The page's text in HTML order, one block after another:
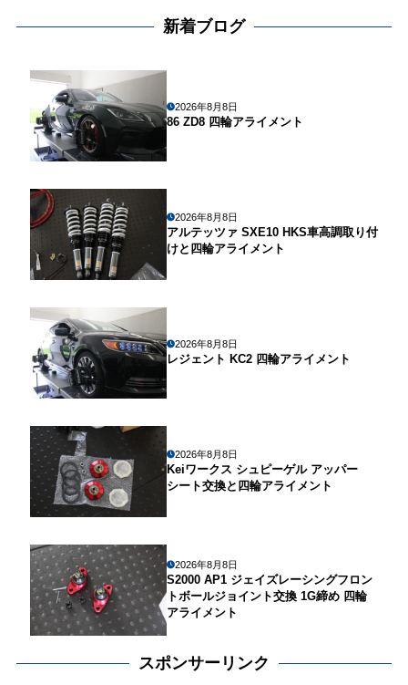
新着ブログ
2026年8月8日
86 ZD8 四輪アライメント
2026年8月8日
アルテッツァ SXE10 HKS車高調取り付
けと四輪アライメント
2026年8月8日
レジェント KC2 四輪アライメント
2026年8月8日
Keiワークス シュピーゲル アッパー
シート交換と四輪アライメント
2026年8月8日
S2000 AP1 ジェイズレーシングフロン
トボールジョイント交換 1G締め 四輪
アライメント
スポンサーリンク